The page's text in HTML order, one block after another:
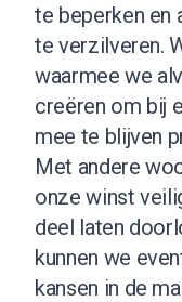
te beperken en
te verzilveren.
waarmee we
creëren om bij
mee te blijven
Met andere
onze winst
deel laten
kunnen we
kansen in de